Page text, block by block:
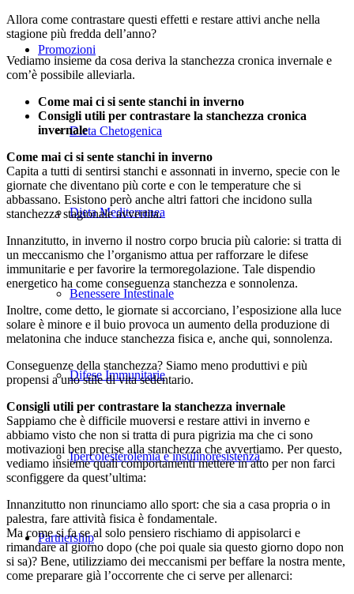
Promozioni
Dieta Chetogenica
Dieta Mediterranea
Benessere Intestinale
Difese Immunitarie
Ipercolesterolemia e insulinoresistenza
Partnership
Allora come contrastare questi effetti e restare attivi anche nella
stagione più fredda dell’anno?
Vediamo insieme da cosa deriva la stanchezza cronica invernale e
com’è possibile alleviarla.
Come mai ci si sente stanchi in inverno
Consigli utili per contrastare la stanchezza cronica
invernale
Come mai ci si sente stanchi in inverno
Capita a tutti di sentirsi stanchi e assonnati in inverno, specie con le
giornate che diventano più corte e con le temperature che si
abbassano. Esistono però anche altri fattori che incidono sulla
stanchezza stagionale avvertita.
Innanzitutto, in inverno il nostro corpo brucia più calorie: si tratta di
un meccanismo che l’organismo attua per rafforzare le difese
immunitarie e per favorire la termoregolazione. Tale dispendio
energetico ha come conseguenza stanchezza e sonnolenza.
Inoltre, come detto, le giornate si accorciano, l’esposizione alla luce
solare è minore e il buio provoca un aumento della produzione di
melatonina che induce stanchezza fisica e, anche qui, sonnolenza.
Conseguenze della stanchezza? Siamo meno produttivi e più
propensi a uno stile di vita sedentario.
Consigli utili per contrastare la stanchezza invernale
Sappiamo che è difficile muoversi e restare attivi in inverno e
abbiamo visto che non si tratta di pura pigrizia ma che ci sono
motivazioni ben precise alla stanchezza che avvertiamo. Per questo,
vediamo insieme quali comportamenti mettere in atto per non farci
sconfiggere da quest’ultima:
Innanzitutto non rinunciamo allo sport: che sia a casa propria o in
palestra, fare attività fisica è fondamentale.
Ma come si fa se al solo pensiero rischiamo di appisolarci e
rimandare al giorno dopo (che poi quale sia questo giorno dopo non
si sa)? Bene, utilizziamo dei meccanismi per beffare la nostra mente,
come preparare già l’occorrente che ci serve per allenarci: